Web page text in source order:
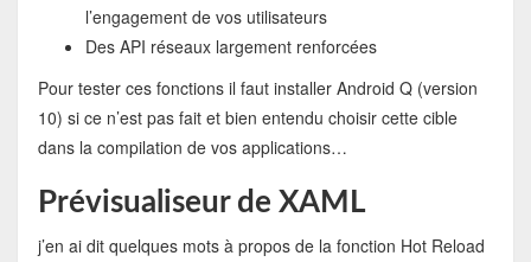
l’engagement de vos utilisateurs
Des API réseaux largement renforcées
Pour tester ces fonctions il faut installer Android Q (version
10) si ce n’est pas fait et bien entendu choisir cette cible
dans la compilation de vos applications…
Prévisualiseur de XAML
j’en ai dit quelques mots à propos de la fonction Hot Reload